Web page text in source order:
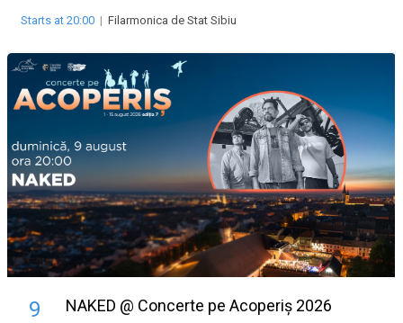
Starts at 20:00 | Filarmonica de Stat Sibiu
9 NAKED @ Concerte pe Acoperiș 2026